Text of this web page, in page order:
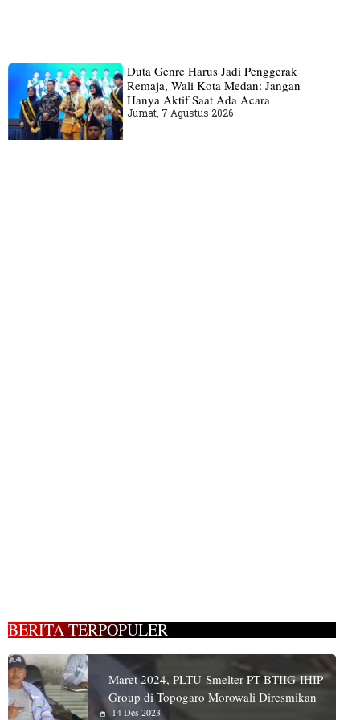
Duta Genre Harus Jadi Penggerak
Remaja, Wali Kota Medan: Jangan
Hanya Aktif Saat Ada Acara
Jumat, 7 Agustus 2026
BERITA TERPOPULER
Maret 2024, PLTU-Smelter PT BTIIG-IHIP
Group di Topogaro Morowali Diresmikan
14 Des 2023